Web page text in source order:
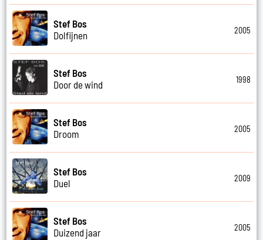
Stef Bos
Dolfijnen
2005
Stef Bos
Door de wind
1998
Stef Bos
Droom
2005
Stef Bos
Duel
2009
Stef Bos
Duizend jaar
2005